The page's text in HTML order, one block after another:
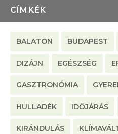
CÍMKÉK
BALATON BUDAPEST
DIZÁJN EGÉSZSÉG
GASZTRONÓMIA
HULLADÉK IDŐJÁRÁS
KIRÁNDULÁS